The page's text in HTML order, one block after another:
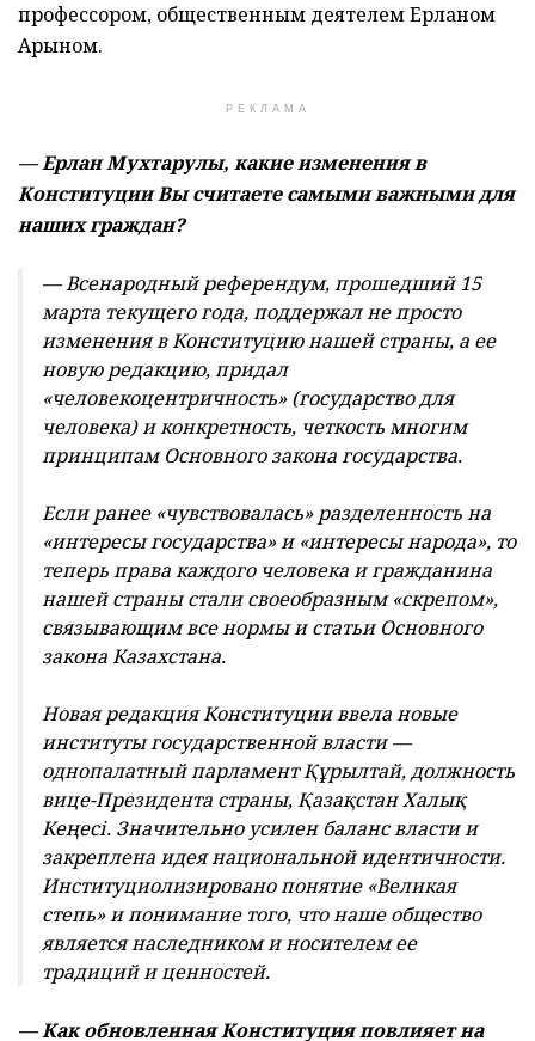
профессором, общественным деятелем Ерланом
Арыном.
РЕКЛАМА
— Ерлан Мухтарулы, какие изменения в
Конституции Вы считаете самыми важными для
наших граждан?
— Всенародный референдум, прошедший 15
марта текущего года, поддержал не просто
изменения в Конституцию нашей страны, а ее
новую редакцию, придал
«человекоцентричность» (государство для
человека) и конкретность, четкость многим
принципам Основного закона государства.
Если ранее «чувствовалась» разделенность на
«интересы государства» и «интересы народа», то
теперь права каждого человека и гражданина
нашей страны стали своеобразным «скрепом»,
связывающим все нормы и статьи Основного
закона Казахстана.
Новая редакция Конституции ввела новые
институты государственной власти —
однопалатный парламент Құрылтай, должность
вице-Президента страны, Қазақстан Халық
Кеңесі. Значительно усилен баланс власти и
закреплена идея национальной идентичности.
Институциолизировано понятие «Великая
степь» и понимание того, что наше общество
является наследником и носителем ее
традиций и ценностей.
— Как обновленная Конституция повлияет на